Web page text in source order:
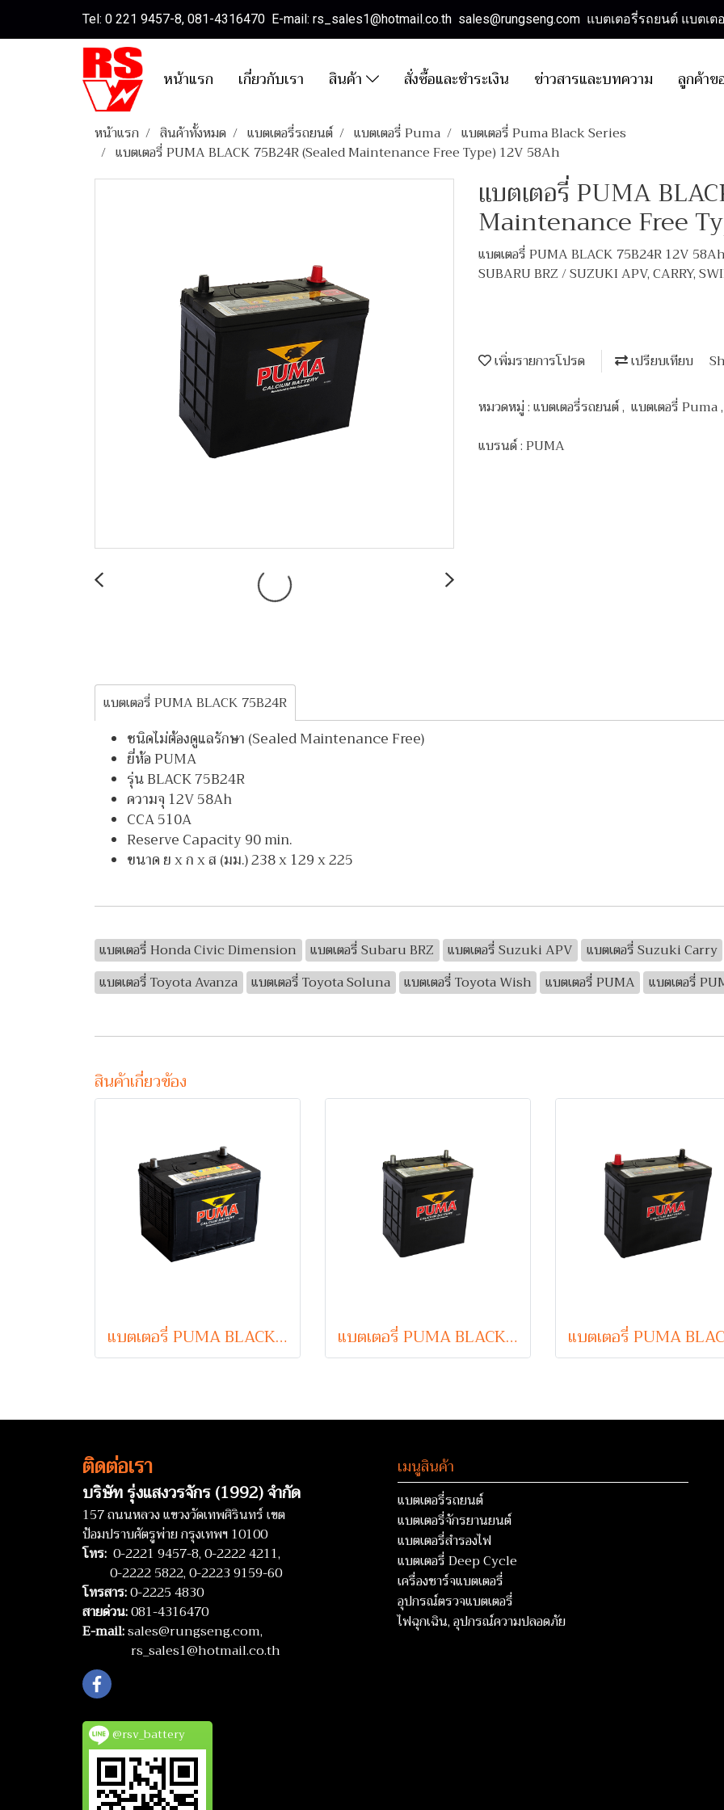
Tel: 0 221 9457-8, 081-4316470 E-mail: rs_sales1@hotmail.co.th sales@rungseng.com แบตเตอรี่รถยนต์ แบตเ
หน้าแรก เกี่ยวกับเรา สินค้า สั่งซื้อและชำระเงิน ข่าวสารและบทความ ลูกค้าข
หน้าแรก สินค้าทั้งหมด แบตเตอรี่รถยนต์ แบตเตอรี่ Puma
แบตเตอรี่ Puma Black Series
แบตเตอรี่ PUMA BLACK 75B24R (Sealed Maintenance Free Type) 12V 58Ah
แบตเตอรี่ PUMA
Maintenance Free
แบตเตอรี่ PUMA BLACK 75B24R 12V
SUBARU BRZ / SUZUKI APV, CARRY,
เพิ่มรายการโปรด เปรียบเทียบ
หมวดหมู่ :แบตเตอรี่รถยนต์, แบตเตอรี่ Puma,
แบรนด์ :PUMA
แบตเตอรี่ PUMA BLACK 75B24R
ชนิดไม่ต้องดูแลรักษา (Sealed Maintenance Free)
ยี่ห้อ PUMA
รุ่น BLACK 75B24R
ความจุ 12V 58Ah
CCA 510A
Reserve Capacity 90 min.
ขนาด ย x ก x ส (มม.) 238 x 129 x 225
แบตเตอรี่ Honda Civic Dimension แบตเตอรี่ Subaru BRZ แบตเตอรี่ Suzuki APV แบตเตอรี่ Suzuki Carry
แบตเตอรี่ Toyota Avanza
แบตเตอรี่ Toyota Soluna แบตเตอรี่ Toyota Wish แบตเตอรี่ PUMA แบตเตอรี่
สินค้าเกี่ยวข้อง
แบตเตอรี่ PUMA BLACK 55D23R (Sealed Maintenance Free Type) 12V 55Ah แบตเตอรี่ PUMA BLACK 46B19L (Sealed Maintenance Free Type) 12V 42Ah
ติดต่อเรา
บริษัท รุ่งแสงวรจักร (1992) จำกัด
157 ถนนหลวง แขวงวัดเทพศิรินทร์ เขต
ป้อมปราบศัตรูพ่าย กรุงเทพฯ 10100
โทร: 0-2221 9457-8,0-2222 4211,
0-2222 5822,0-2223 9159-60
โทรสาร:0-2225 4830
สายด่วน:081-4316470
E-mail:sales@rungseng.com,
rs_sales1@hotmail.co.th
@rsv_battery
เมนูสินค้า
แบตเตอรี่รถยนต์
แบตเตอรี่จักรยานยนต์
แบตเตอรี่สำรองไฟ
แบตเตอรี่ Deep Cycle
เครื่องชาร์จแบตเตอรี่
อุปกรณ์ตรวจแบตเตอรี่
ไฟฉุกเฉิน, อุปกรณ์ความปลอดภัย